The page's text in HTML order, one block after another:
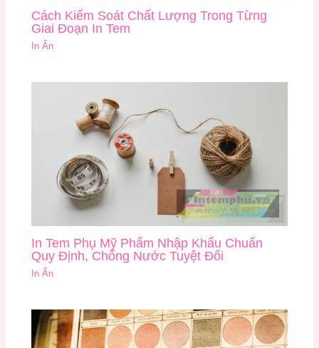
Cách Kiểm Soát Chất Lượng Trong Từng
Giai Đoạn In Tem
In Ấn
In Tem Phụ Mỹ Phẩm Nhập Khẩu Chuẩn
Quy Định, Chống Nước Tuyệt Đối
In Ấn